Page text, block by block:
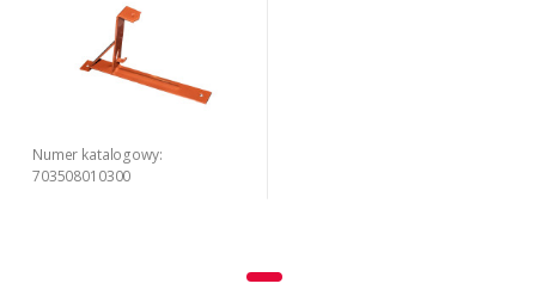
Numer katalogowy:
703508010300